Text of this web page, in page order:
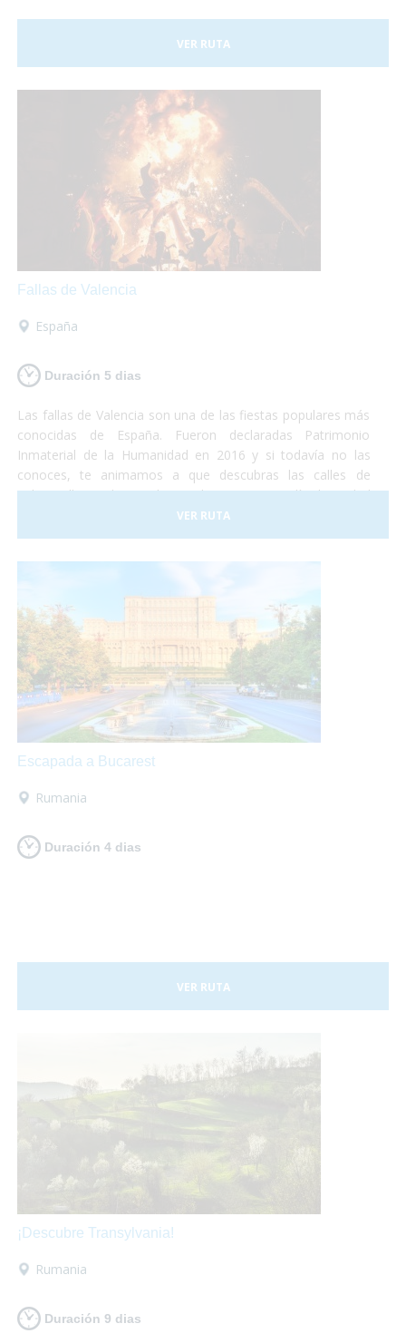
VER RUTA
Fallas de Valencia
España
Duración 5 dias
Las fallas de Valencia son una de las fiestas populares más
conocidas de España. Fueron declaradas Patrimonio
Inmaterial de la Humanidad en 2016 y si todavía no las
conoces, te animamos a que descubras las calles de
Valencia llenas de arte, luz y color. Durante 5 días la ciudad
se convierte en una fiesta continua de luces, música y
fuegos artificiales por todos los rincones. ¡Te proponemos
VER RUTA
Escapada a Bucarest
Rumania
Duración 4 dias
VER RUTA
¡Descubre Transylvania!
Rumania
Duración 9 dias